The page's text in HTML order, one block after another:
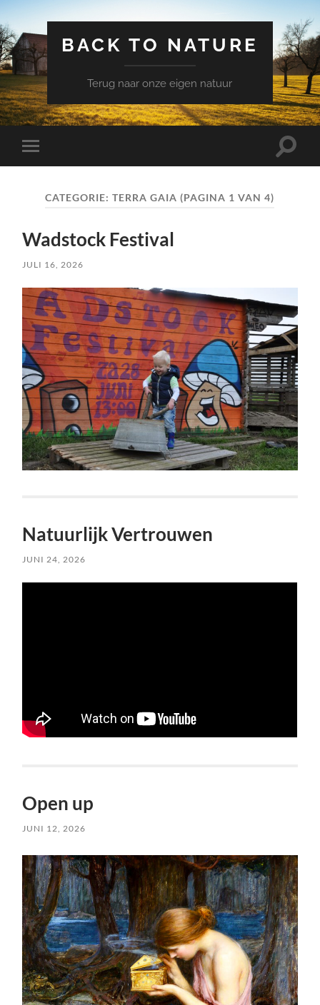
BACK TO NATURE
Terug naar onze eigen natuur
Schakel
naar
menu
CATEGORIE:TERRA GAIA (PAGINA 1 VAN 4)
Wadstock Festival
JULI 16, 2026
Natuurlijk Vertrouwen
JUNI 24, 2026
Open up
JUNI 12, 2026